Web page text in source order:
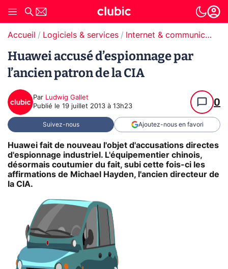
Accueil Logiciels & services Internet & communication
Huawei accusé d’espionnage par
l’ancien patron de la CIA
Par Ludwig Gallet
Publié le 19 juillet 2013 à 13h23 0
Suivez-nous Ajoutez-nous en favori
Huawei fait de nouveau l'objet d'accusations directes
d'espionnage industriel. L'équipementier chinois,
désormais coutumier du fait, subi cette fois-ci les
affirmations de Michael Hayden, l'ancien directeur de
la CIA.